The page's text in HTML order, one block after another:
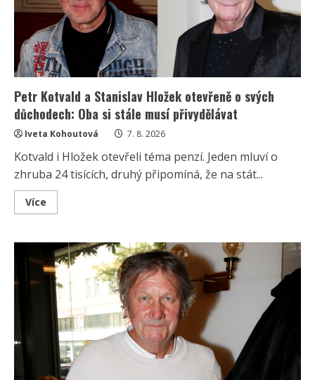
Petr Kotvald a Stanislav Hložek otevřeně o svých
důchodech: Oba si stále musí přivydělávat
Iveta Kohoutová 7. 8. 2026
Kotvald i Hložek otevřeli téma penzí. Jeden mluví o
zhruba 24 tisících, druhý připomíná, že na stát...
Více
more
Kotvald
Stanislav
Hložek
otevřeně
svých
důchodech:
Oba
stále
musí
přivydělávat